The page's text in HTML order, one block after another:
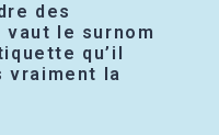
des
le surnom
qu’il
vraiment la